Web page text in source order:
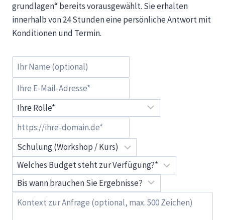
grundlagen“ bereits vorausgewählt. Sie erhalten
innerhalb von 24 Stunden eine persönliche Antwort mit
Konditionen und Termin.